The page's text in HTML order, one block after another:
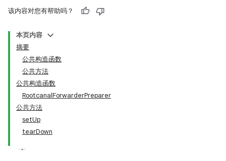
该内容对您有帮助吗？
本页内容
摘要
公共构造函数
公共方法
公共构造函数
RootcanalForwarderPreparer
公共方法
setUp
tearDown